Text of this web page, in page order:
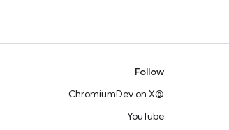
Follow
@ChromiumDev on X
YouTube